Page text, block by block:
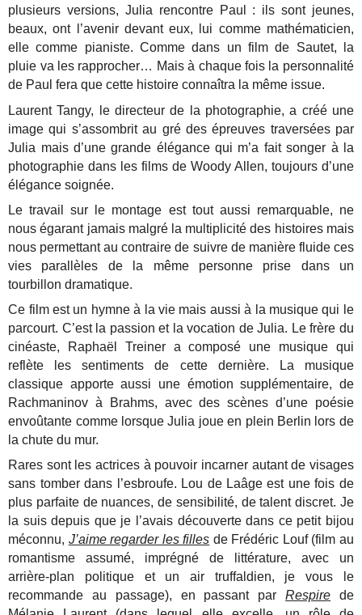
plusieurs versions, Julia rencontre Paul : ils sont jeunes,
beaux, ont l’avenir devant eux, lui comme mathématicien,
elle comme pianiste. Comme dans un film de Sautet, la
pluie va les rapprocher… Mais à chaque fois la personnalité
de Paul fera que cette histoire connaîtra la même issue.
Laurent Tangy, le directeur de la photographie, a créé une
image qui s’assombrit au gré des épreuves traversées par
Julia mais d’une grande élégance qui m’a fait songer à la
photographie dans les films de Woody Allen, toujours d’une
élégance soignée.
Le travail sur le montage est tout aussi remarquable, ne
nous égarant jamais malgré la multiplicité des histoires mais
nous permettant au contraire de suivre de manière fluide ces
vies parallèles de la même personne prise dans un
tourbillon dramatique.
Ce film est un hymne à la vie mais aussi à la musique qui le
parcourt. C’est la passion et la vocation de Julia. Le frère du
cinéaste, Raphaël Treiner a composé une musique qui
reflète les sentiments de cette dernière. La musique
classique apporte aussi une émotion supplémentaire, de
Rachmaninov à Brahms, avec des scènes d’une poésie
envoûtante comme lorsque Julia joue en plein Berlin lors de
la chute du mur.
Rares sont les actrices à pouvoir incarner autant de visages
sans tomber dans l’esbroufe. Lou de Laâge est une fois de
plus parfaite de nuances, de sensibilité, de talent discret. Je
la suis depuis que je l’avais découverte dans ce petit bijou
méconnu, J’aime regarder les filles de Frédéric Louf (film au
romantisme assumé, imprégné de littérature, avec un
arrière-plan politique et un air truffaldien, je vous le
recommande au passage), en passant parRespire de